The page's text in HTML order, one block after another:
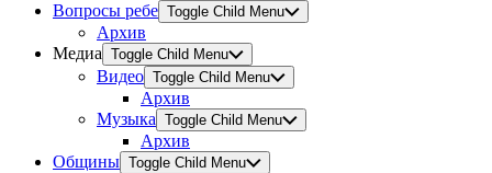
Вопросы ребе Toggle Child Menu
Архив
Медиа Toggle Child Menu
Видео Toggle Child Menu
Архив
Музыка Toggle Child Menu
Архив
Общины Toggle Child Menu